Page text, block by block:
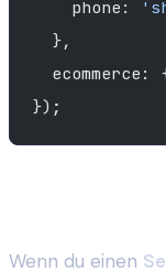
    phone:
  },
ecommerce:
});
Wenn du einen